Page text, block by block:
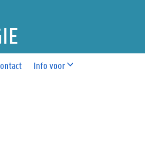
Info voor